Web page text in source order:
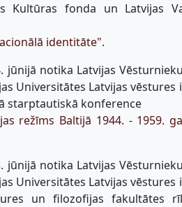
Kultūras fonda un Latvijas
identitāte".
jūnijā notika Latvijas
Universitātes Latvijas
starptautiskā konference
režīms Baltijā 1944. - 1959.
jūnijā notika Latvijas
Universitātes Latvijas
un filozofijas fakultātes